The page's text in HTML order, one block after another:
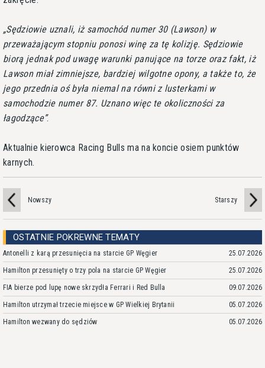
Sędziowie uznali, iż samochód numer 30 (Lawson) w
przeważającym stopniu ponosi winę za tę kolizję. Sędziowie
biorą jednak pod uwagę warunki panujące na torze oraz fakt, iż
Lawson miał zimniejsze, bardziej wilgotne opony, a także to, że
jego przednia oś była niemal na równi z lusterkami w
samochodzie numer 87. Uznano więc te okoliczności za
łagodzące .
Aktualnie kierowca Racing Bulls ma na koncie osiem punktów
karnych.
Nowszy Starszy
OSTATNIE POKREWNE TEMATY
Antonelli z karą przesunięcia na starcie GP Węgier 25.07.2026
Hamilton przesunięty o trzy pola na starcie GP Węgier 25.07.2026
FIA bierze pod lupę nowe skrzydła Ferrari i Red Bulla 09.07.2026
Hamilton utrzymał trzecie miejsce w GP Wielkiej Brytanii 05.07.2026
Hamilton wezwany do sędziów 05.07.2026